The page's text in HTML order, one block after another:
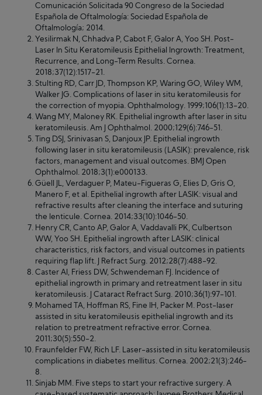
Comunicación Solicitada 90 Congreso de la Sociedad
Española de Oftalmología: Sociedad Española de
Oftalmología; 2014.
Yesilirmak N, Chhadva P, Cabot F, Galor A, Yoo SH. Post-
Laser In Situ Keratomileusis Epithelial Ingrowth: Treatment,
Recurrence, and Long-Term Results. Cornea.
2018;37(12):1517-21.
Stulting RD, Carr JD, Thompson KP, Waring GO, Wiley WM,
Walker JG. Complications of laser in situ keratomileusis for
the correction of myopia. Ophthalmology. 1999;106(1):13-20.
Wang MY, Maloney RK. Epithelial ingrowth after laser in situ
keratomileusis. Am J Ophthalmol. 2000;129(6):746-51.
Ting DSJ, Srinivasan S, Danjoux JP. Epithelial ingrowth
following laser in situ keratomileusis (LASIK): prevalence, risk
factors, management and visual outcomes. BMJ Open
Ophthalmol. 2018;3(1):e000133.
Güell JL, Verdaguer P, Mateu-Figueras G, Elies D, Gris O,
Manero F, et al. Epithelial ingrowth after LASIK: visual and
refractive results after cleaning the interface and suturing
the lenticule. Cornea. 2014;33(10):1046-50.
Henry CR, Canto AP, Galor A, Vaddavalli PK, Culbertson
WW, Yoo SH. Epithelial ingrowth after LASIK: clinical
characteristics, risk factors, and visual outcomes in patients
requiring flap lift. J Refract Surg. 2012;28(7):488-92.
Caster AI, Friess DW, Schwendeman FJ. Incidence of
epithelial ingrowth in primary and retreatment laser in situ
keratomileusis. J Cataract Refract Surg. 2010;36(1):97-101.
Mohamed TA, Hoffman RS, Fine IH, Packer M. Post-laser
assisted in situ keratomileusis epithelial ingrowth and its
relation to pretreatment refractive error. Cornea.
2011;30(5):550-2.
Fraunfelder FW, Rich LF. Laser-assisted in situ keratomileusis
complications in diabetes mellitus. Cornea. 2002;21(3):246-
8.
Sinjab MM. Five steps to start your refractive surgery. A